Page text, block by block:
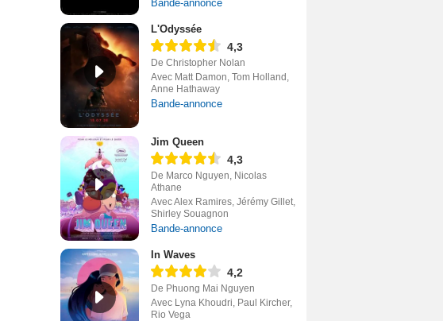
Bande-annonce
L'Odyssée
4,3
De Christopher Nolan
Avec Matt Damon, Tom Holland,
Anne Hathaway
Bande-annonce
Jim Queen
4,3
De Marco Nguyen, Nicolas
Athane
Avec Alex Ramires, Jérémy Gillet,
Shirley Souagnon
Bande-annonce
In Waves
4,2
De Phuong Mai Nguyen
Avec Lyna Khoudri, Paul Kircher,
Rio Vega